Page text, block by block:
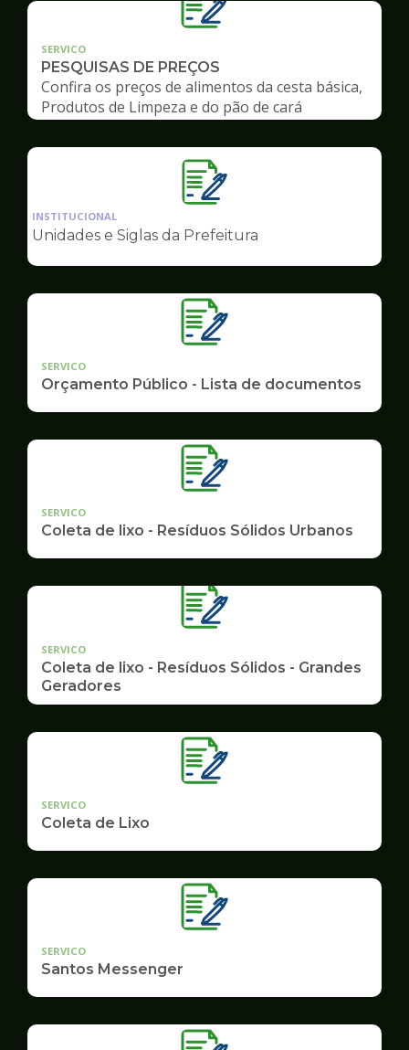
SERVICO
PESQUISAS DE PREÇOS
Confira os preços de alimentos da cesta básica,
Produtos de Limpeza e do pão de cará
Ilustração
da
pagina
Governo
INSTITUCIONAL
Unidades e Siglas da Prefeitura
SERVICO
Orçamento Público - Lista de documentos
SERVICO
Coleta de lixo - Resíduos Sólidos Urbanos
SERVICO
Coleta de lixo - Resíduos Sólidos - Grandes
Geradores
SERVICO
Coleta de Lixo
SERVICO
Santos Messenger